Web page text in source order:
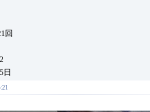
回
日